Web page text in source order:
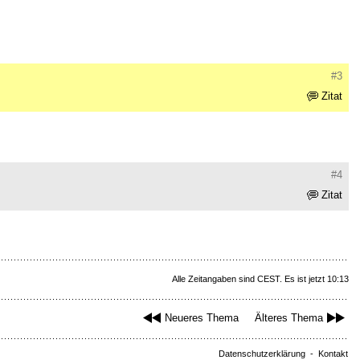
#3
Zitat
#4
Zitat
Alle Zeitangaben sind CEST. Es ist jetzt 10:13
Neueres Thema Älteres Thema
Datenschutzerklärung - Kontakt